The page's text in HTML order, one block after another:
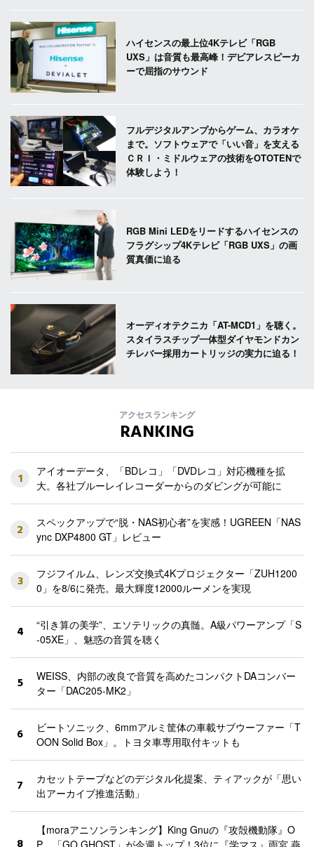
ハイセンスの最上位4Kテレビ「RGB
UXS」は音質も最高峰！デビアレスピーカ
ーで屈指のサウンド
フルデジタルアンプからゲーム、カラオケ
まで。ソフトウェアで「いい音」を支える
ＣＲＩ・ミドルウェアの技術をOTOTENで
体験しよう！
RGB Mini LEDをリードするハイセンスの
フラグシップ4Kテレビ「RGB UXS」の画
質真価に迫る
オーディオテクニカ「AT-MCD1」を聴く。
スタイラスチップ一体型ダイヤモンドカン
チレバー採用カートリッジの実力に迫る！
アクセスランキング
RANKING
1
アイオーデータ、「BDレコ」「DVDレコ」対応機種を拡
大。各社ブルーレイレコーダーからのダビングが可能に
2
スペックアップで“脱・NAS初心者”を実感！UGREEN「NAS
ync DXP4800 GT」レビュー
3
フジフイルム、レンズ交換式4Kプロジェクター「ZUH1200
0」を8/6に発売。最大輝度12000ルーメンを実現
4
“引き算の美学”、エソテリックの真髄。A級パワーアンプ「S
-05XE」、魅惑の音質を聴く
5
WEISS、内部の改良で音質を高めたコンパクトDAコンバー
ター「DAC205-MK2」
6
ビートソニック、6mmアルミ筐体の車載サブウーファー「T
OON Solid Box」。トヨタ車専用取付キットも
7
カセットテープなどのデジタル化提案、ティアックが「思い
出アーカイブ推進活動」
【moraアニソンランキング】King Gnuの『攻殻機動隊』O
P、「GO GHOST」が今週トップ！3位に『学マス』雨宮 燕